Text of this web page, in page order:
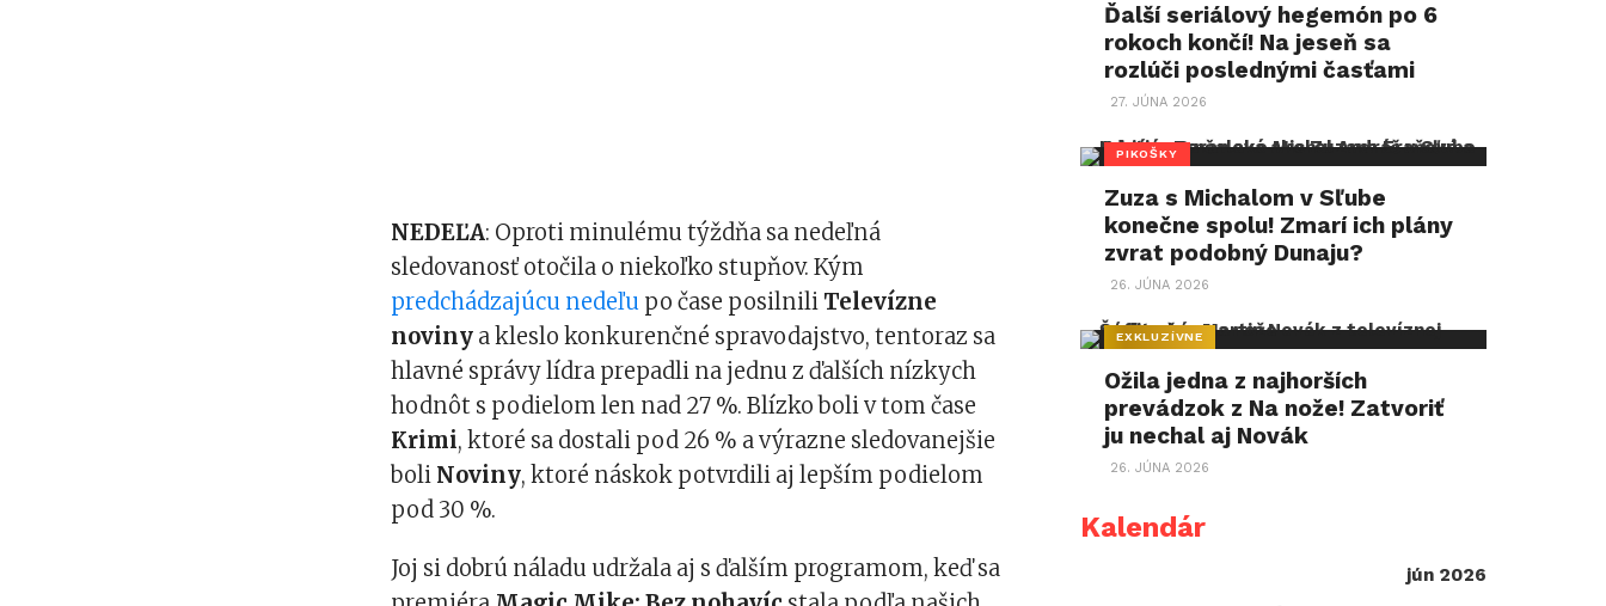
NEDEĽA: Oproti minulému týždňa sa nedeľná
sledovanosť otočila o niekoľko stupňov. Kým
predchádzajúcu nedeľu po čase posilnili Televízne
noviny a kleslo konkurenčné spravodajstvo, tentoraz sa
hlavné správy lídra prepadli na jednu z ďalších nízkych
hodnôt s podielom len nad 27 %. Blízko boli v tom čase
Krimi, ktoré sa dostali pod 26 % a výrazne sledovanejšie
boli Noviny, ktoré náskok potvrdili aj lepším podielom
pod 30 %.
Joj si dobrú náladu udržala aj s ďalším programom, keď sa
Ďalší seriálový hegemón po 6
rokoch končí! Na jeseň sa
rozlúči poslednými časťami
27. JÚNA 2026
PIKOŠKY
Zuza s Michalom v Sľube
konečne spolu! Zmarí ich plány
zvrat podobný Dunaju?
26. JÚNA 2026
EXKLUZÍVNE
Ožila jedna z najhorších
prevádzok z Na nože! Zatvoriť
ju nechal aj Novák
26. JÚNA 2026
Kalendár
jún 2026